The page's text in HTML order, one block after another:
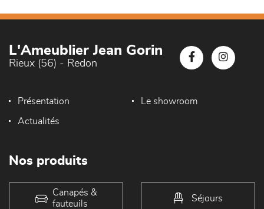
L'Ameublier Jean Gorin
Rieux (56) - Redon
Présentation Le showroom
Actualités
Nos produits
Canapés &
fauteuils
Séjours